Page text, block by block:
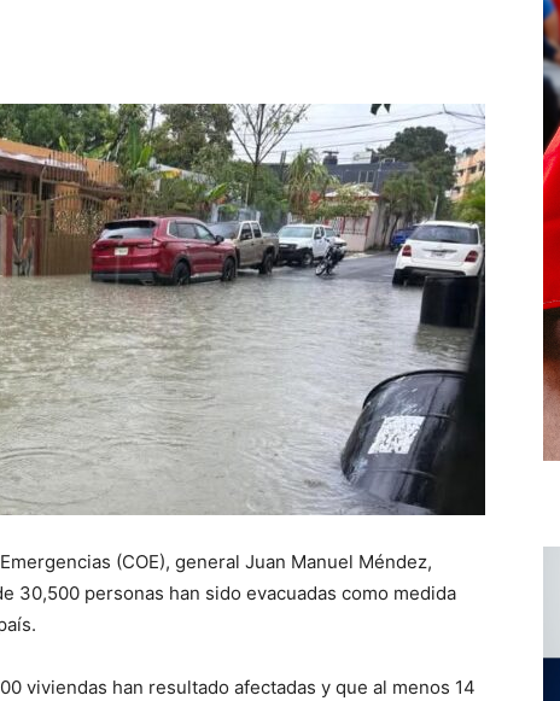
(COE), general Juan Manuel Méndez,
30,500 personas han sido evacuadas como medida
viviendas han resultado afectadas y que al menos 14